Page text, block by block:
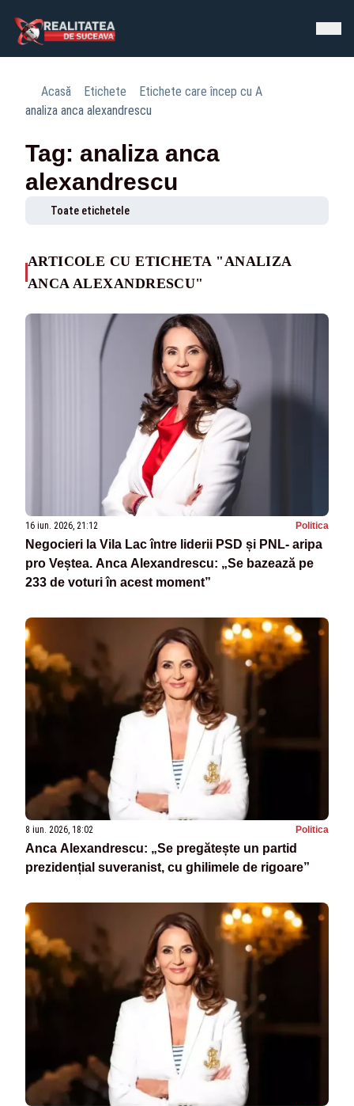
Acasă Etichete
Etichete care încep cu A
analiza anca alexandrescu
Tag: analiza anca
alexandrescu
Toate etichetele
ARTICOLE CU ETICHETA "ANALIZA
ANCA ALEXANDRESCU"
16 iun. 2026, 21:12 Politica
Negocieri la Vila Lac între liderii PSD și PNL- aripa
pro Veștea. Anca Alexandrescu: „Se bazează pe
233 de voturi în acest moment”
8 iun. 2026, 18:02 Politica
Anca Alexandrescu: „Se pregătește un partid
prezidențial suveranist, cu ghilimele de rigoare”